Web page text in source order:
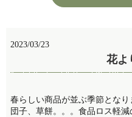
2023/03/23
花よ
春らしい商品が並ぶ季節とな
団子、草餅。。。食品ロス軽